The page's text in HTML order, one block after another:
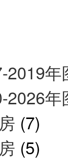
2019
2026
(7)
(5)